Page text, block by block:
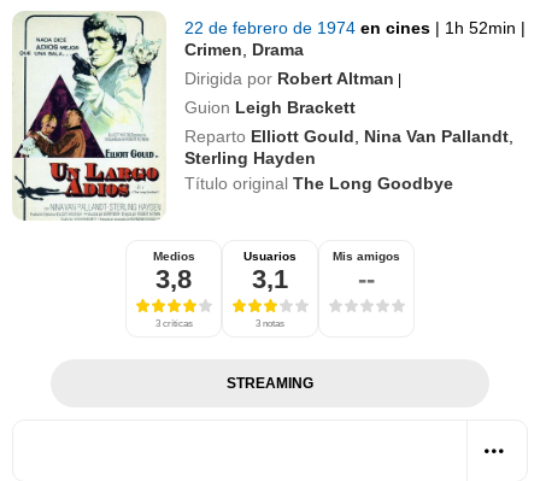
22 de febrero de 1974en cines | 1h 52min |
Crimen
Drama
Dirigida por Robert Altman |
Guion Leigh Brackett
Reparto Elliott Gould Nina Van Pallandt
Sterling Hayden
Título originalThe Long Goodbye
Medios
3,8
3 críticas
Usuarios
3,1
3 notas
Mis amigos
--
STREAMING